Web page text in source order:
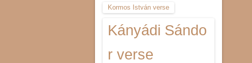
Kormos István verse
Kányádi Sándo
r verse